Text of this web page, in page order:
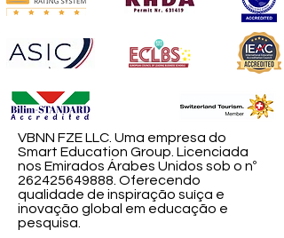
VBNN FZE LLC. Uma empresa do
Smart Education Group. Licenciada
nos Emirados Árabes Unidos sob o nº
262425649888 . Oferecendo
qualidade de inspiração suíça e
inovação global em educação e
pesquisa.